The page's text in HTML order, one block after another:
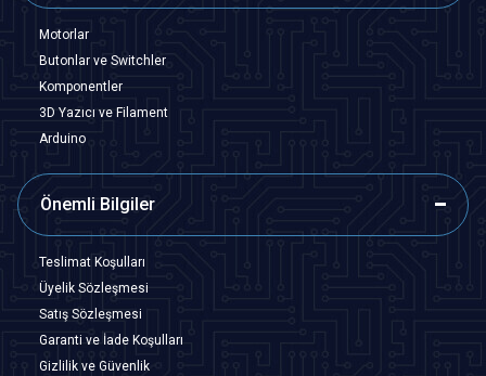
Motorlar
Butonlar ve Switchler
Komponentler
3D Yazıcı ve Filament
Arduino
Önemli Bilgiler
Teslimat Koşulları
Üyelik Sözleşmesi
Satış Sözleşmesi
Garanti ve İade Koşulları
Gizlilik ve Güvenlik